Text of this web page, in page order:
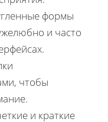
формы
и часто
чтобы
и краткие